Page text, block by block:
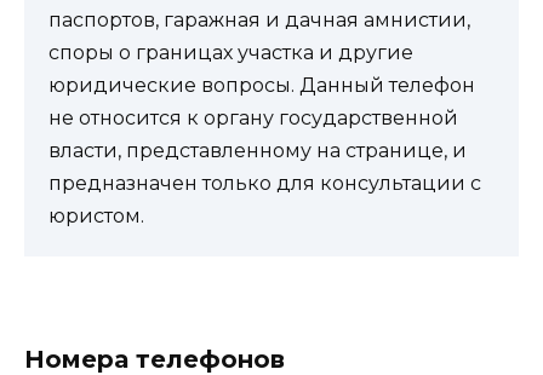
паспортов, гаражная и дачная амнистии,
споры о границах участка и другие
юридические вопросы. Данный телефон
не относится к органу государственной
власти, представленному на странице, и
предназначен только для консультации с
юристом.
Номера телефонов